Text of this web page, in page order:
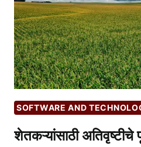
SOFTWARE AND
शेतकऱ्यांसाठी